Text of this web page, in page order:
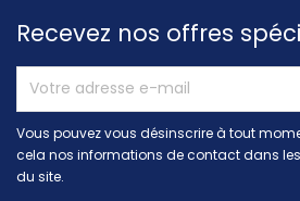
Recevez nos offres
Vous pouvez vous désinscrire à tout
cela nos informations de contact dans
du site.